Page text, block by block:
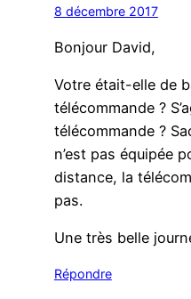
8 décembre 2017
Bonjour David,
Votre était-elle de
télécommande ?
télécommande ?
n’est pas équipée
distance, la
pas.
Une très belle
Répondre